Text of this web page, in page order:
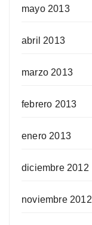
mayo 2013
abril 2013
marzo 2013
febrero 2013
enero 2013
diciembre 2012
noviembre 2012